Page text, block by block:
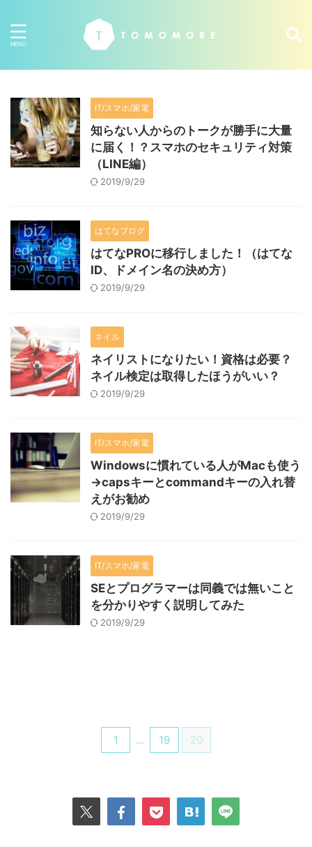
IT/スマホ/家電
知らない人からのトークが勝手に大量
に届く！？スマホのセキュリティ対策
（LINE編）
2019/9/29
はてなブログ
はてなPROに移行しました！（はてな
ID、ドメイン名の決め方）
2019/9/29
ネイル
ネイリストになりたい！資格は必要？
ネイル検定は取得したほうがいい？
2019/9/29
IT/スマホ/家電
Windowsに慣れている人がMacも使う
→capsキーとcommandキーの入れ替
えがお勧め
2019/9/29
IT/スマホ/家電
SEとプログラマーは同義では無いこと
を分かりやすく説明してみた
2019/9/29
1 … 19 20